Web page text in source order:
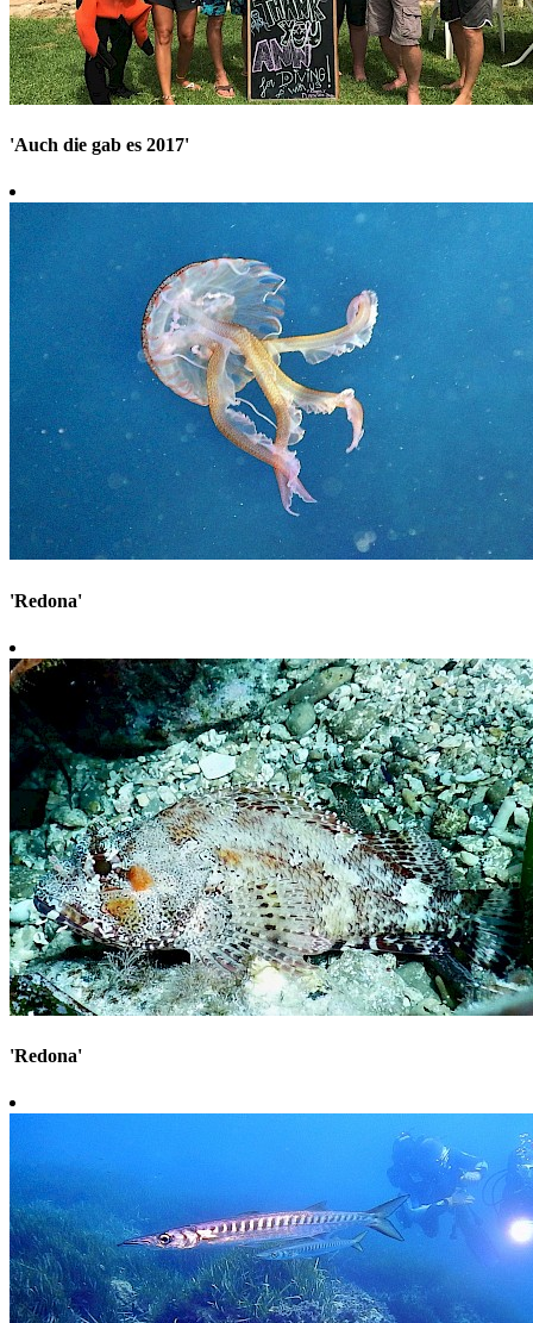
'Auch die gab es 2017'
'Redona'
'Redona'